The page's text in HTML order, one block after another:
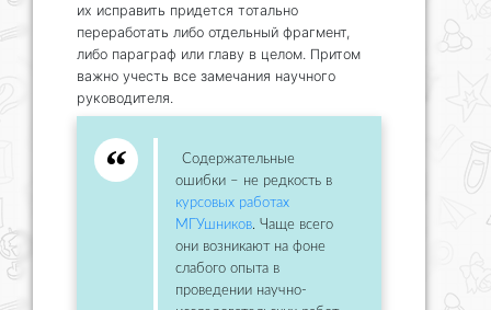
их исправить придется тотально
переработать либо отдельный фрагмент,
либо параграф или главу в целом. Притом
важно учесть все замечания научного
руководителя.
Содержательные
ошибки – не редкость в
курсовых работах
МГУшников. Чаще всего
они возникают на фоне
слабого опыта в
проведении научно-